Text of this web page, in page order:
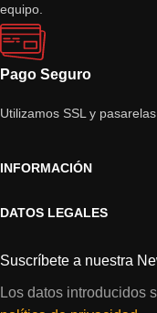
equipo.
Pago Seguro
Utilizamos SSL y
INFORMACIÓN
DATOS LEGALES
Suscríbete a nuestra
Los datos introducidos